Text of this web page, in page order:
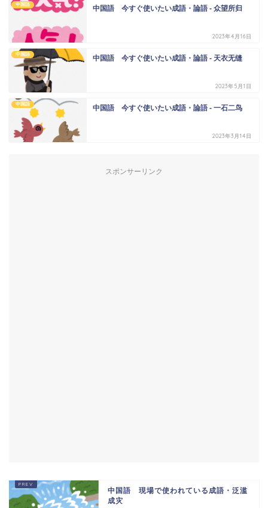
中国語 中国語 今すぐ使いたい成語・論語 - 众望所归
2023年4月16日
中国語 中国語 今すぐ使いたい成語・論語 - 天衣无缝
2023年5月1日
中国語 中国語 今すぐ使いたい成語・論語 - 一石二鸟
2023年3月14日
スポンサーリンク
中国語 現場で使われている成語・泛滥
成灾